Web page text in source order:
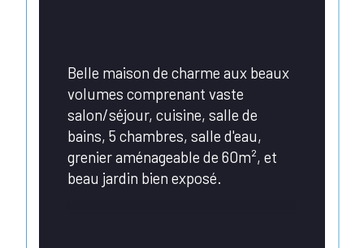
Belle maison de charme aux beaux
volumes comprenant vaste
salon/séjour, cuisine, salle de
bains, 5 chambres, salle d'eau,
grenier aménageable de 60m², et
beau jardin bien exposé.